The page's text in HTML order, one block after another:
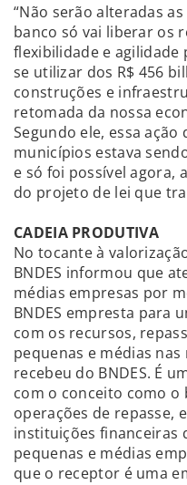
“Não serão alteradas
banco só vai liberar os
flexibilidade e agilidade
se utilizar dos R$ 456
construções e
retomada da nossa
Segundo ele, essa ação
municípios estava
e só foi possível agora,
do projeto de lei que
CADEIA PRODUTIVA
No tocante à
BNDES informou que
médias empresas por
BNDES empresta para
com os recursos,
pequenas e médias
recebeu do BNDES. É
com o conceito como o
operações de repasse,
instituições financeiras
pequenas e médias
que o receptor é uma